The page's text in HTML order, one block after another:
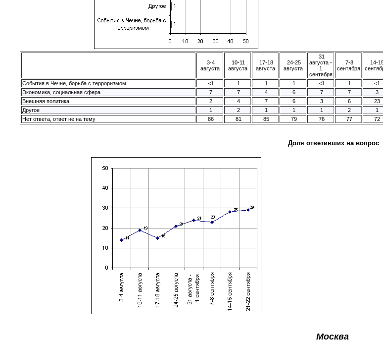
3-4
августа
10-11
августа
17-18
августа
24-25
августа
31
августа -
1
сентября
7-8
сентября
14-
События в Чечне, борьба с терроризмом <1 1 1 1 <1 1 <1
Экономика, социальная сфера
7 7 4 6 7 7 3
Внешняя политика
2 4 7 6 3 6 23
Другое
1 2 1 1 1 2 1
Нет ответа, ответ не на тему
86 81 85 79 76 77 72
Доля ответивших на вопрос
Москва